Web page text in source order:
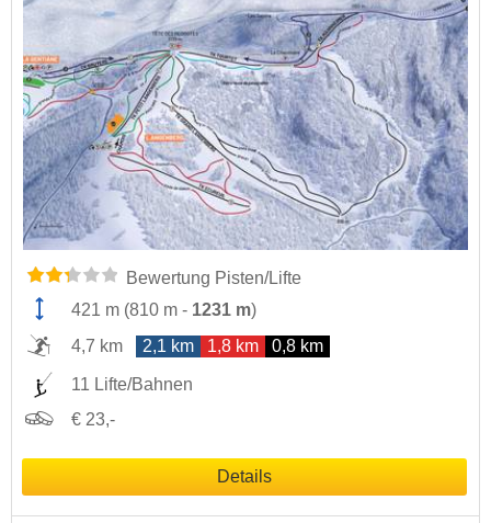
Bewertung Pisten/Lifte
421 m (810 m - 1231 m)
4,7 km
2,1 km 1,8 km 0,8 km
11 Lifte/Bahnen
€ 23,-
Details